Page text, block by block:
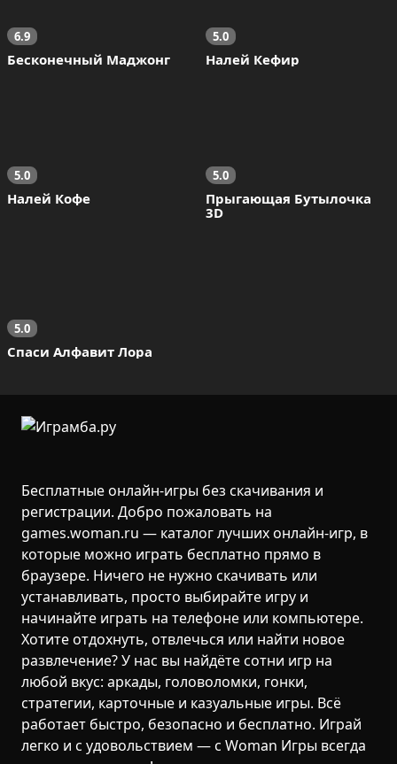
6.9
Бесконечный Маджонг
5.0
Налей Кефир
5.0
Налей Кофе
5.0
Прыгающая Бутылочка
3D
5.0
Спаси Алфавит Лора
Бесплатные онлайн-игры без скачивания и
регистрации. Добро пожаловать на
games.woman.ru — каталог лучших онлайн-игр, в
которые можно играть бесплатно прямо в
браузере. Ничего не нужно скачивать или
устанавливать, просто выбирайте игру и
начинайте играть на телефоне или компьютере.
Хотите отдохнуть, отвлечься или найти новое
развлечение? У нас вы найдёте сотни игр на
любой вкус: аркады, головоломки, гонки,
стратегии, карточные и казуальные игры. Всё
работает быстро, безопасно и бесплатно. Играй
легко и с удовольствием — с Woman Игры всегда